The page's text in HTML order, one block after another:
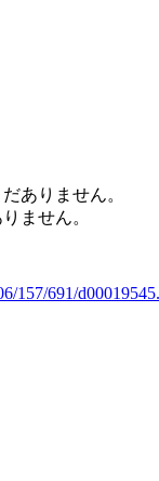
ありません。
ません。
157/691/